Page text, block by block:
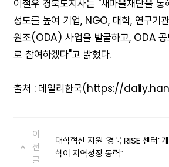
이철우 경북도지사는 "새마을재단을
성도를 높여 기업, NGO, 대학, 연구기
원조(ODA) 사업을 발굴하고, ODA 공
로 참여하겠다"고 밝혔다.
출처 : 데일리한국(https://
이
전
글
대학혁신 지원 ‘경북 RISE 센터’
학이 지역성장 동력”